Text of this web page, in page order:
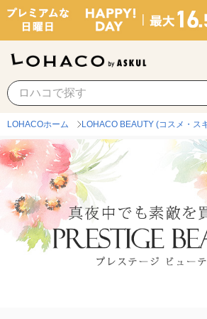
LOHACOホーム LOHACO BEAUTY (コスメ・ス